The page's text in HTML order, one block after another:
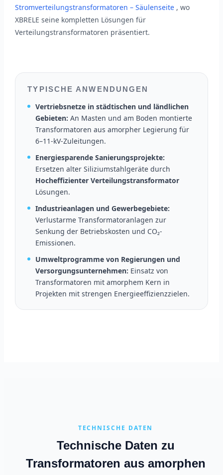
Stromverteilungstransformatoren – Säulenseite , wo
XBRELE seine kompletten Lösungen für
Verteilungstransformatoren präsentiert.
TYPISCHE ANWENDUNGEN
Vertriebsnetze in städtischen und ländlichen
Gebieten: An Masten und am Boden montierte
Transformatoren aus amorpher Legierung für
6–11-kV-Zuleitungen.
Energiesparende Sanierungsprojekte:
Ersetzen alter Siliziumstahlgeräte durch
Hocheffizienter Verteilungstransformator
Lösungen.
Industrieanlagen und Gewerbegebiete:
Verlustarme Transformatoranlagen zur
Senkung der Betriebskosten und CO₂-
Emissionen.
Umweltprogramme von Regierungen und
Versorgungsunternehmen: Einsatz von
Transformatoren mit amorphem Kern in
Projekten mit strengen Energieeffizienzzielen.
TECHNISCHE DATEN
Technische Daten zu
Transformatoren aus amorphen